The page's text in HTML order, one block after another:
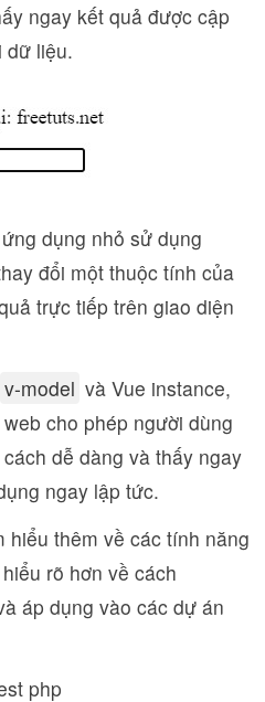
ngay kết quả được cập
dữ liệu.
dụng nhỏ sử dụng
đổi một thuộc tính của
trực tiếp trên giao diện
v-model và Vue instance,
cho phép người dùng
dễ dàng và thấy ngay
ngay lập tức.
thêm về các tính năng
rõ hơn về cách
áp dụng vào các dự án